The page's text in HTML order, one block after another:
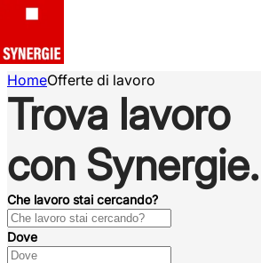
HomeOfferte di lavoro
Trova lavoro
con Synergie.
Che lavoro stai cercando?
Dove